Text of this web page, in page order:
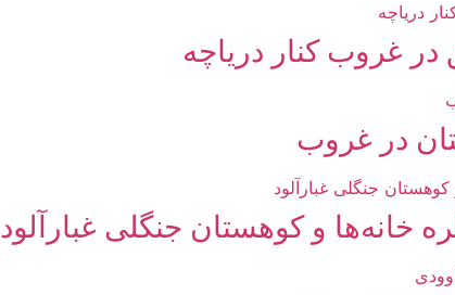
غروب کنار دریاچه
در غروب
خانه‌ها و کوهستان جنگلی غبارآلود